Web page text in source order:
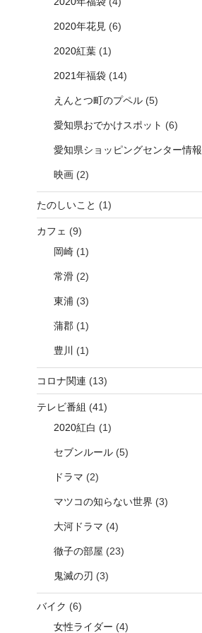
2020年花見(6)
2020紅葉(1)
2021年福袋(14)
えんとつ町のプペル(5)
愛知県おでかけスポット (6)
愛知県ショッピングセンター情報
映画(2)
たのしいこと (1)
カフェ (9)
岡崎(1)
常滑(2)
東浦 (3)
蒲郡(1)
豊川 (1)
コロナ関連 (13)
テレビ番組 (41)
2020紅白 (1)
セブンルール(5)
ドラマ (2)
マツコの知らない世界 (3)
大河ドラマ (4)
徹子の部屋 (23)
鬼滅の刃 (3)
バイク (6)
女性ライダー (4)